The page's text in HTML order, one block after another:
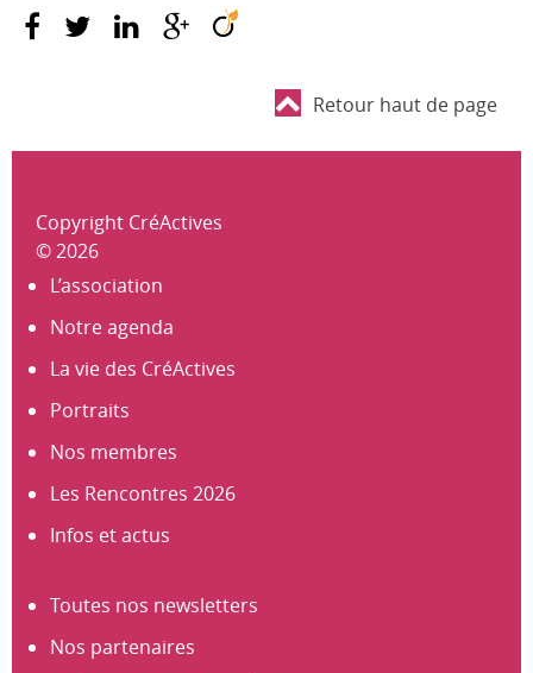
Retour haut de page
Copyright CréActives
© 2026
L’association
Notre agenda
La vie des CréActives
Portraits
Nos membres
Les Rencontres 2026
Infos et actus
Toutes nos newsletters
Nos partenaires